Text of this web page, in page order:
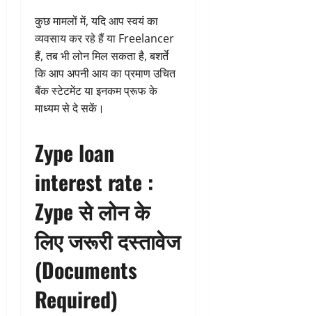
कुछ मामलों में, यदि आप स्वयं का
व्यवसाय कर रहे हैं या Freelancer
हैं, तब भी लोन मिल सकता है, बशर्ते
कि आप अपनी आय का प्रमाण उचित
बैंक स्टेटमेंट या इनकम प्रूफ के
माध्यम से दे सकें।
Zype loan
interest rate :
Zype से लोन के
लिए जरूरी दस्तावेज
(Documents
Required)